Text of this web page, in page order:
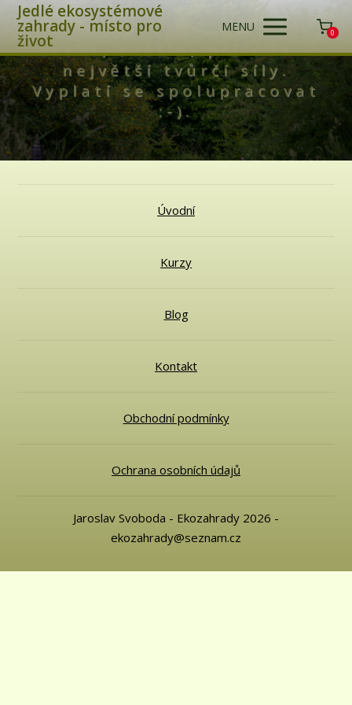
Jedlé ekosystémové
zahrady - místo pro
život
MENU 0
Láska, světlo, příroda -
největší tvůrčí síly.
Vyplatí se spolupracovat
:-).
Úvodní
Kurzy
Blog
Kontakt
Obchodní podmínky
Ochrana osobních údajů
Jaroslav Svoboda - Ekozahrady 2026 -
ekozahrady@seznam.cz